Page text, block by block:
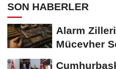
SON HABERLER
Alarm
Mücevher